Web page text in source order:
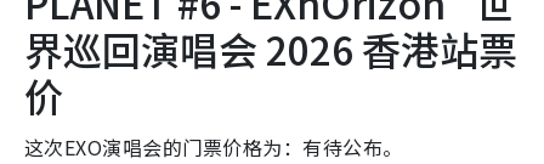
界巡回演唱会 2026 香港站票
价
这次EXO演唱会的门票价格为：有待公布。